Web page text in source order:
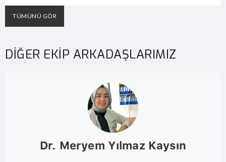
TÜMÜNÜ GÖR
DİĞER EKİP ARKADAŞLARIMIZ
Dr. Meryem Yılmaz Kaysın